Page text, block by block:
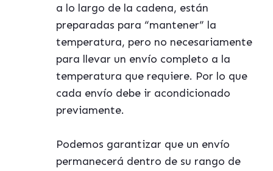
a lo largo de la cadena, están
preparadas para “mantener” la
temperatura, pero no necesariamente
para llevar un envío completo a la
temperatura que requiere. Por lo que
cada envío debe ir acondicionado
previamente.
Podemos garantizar que un envío
permanecerá dentro de su rango de